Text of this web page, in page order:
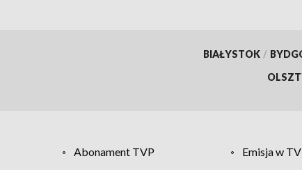
BIAŁYSTOK /
Abonament TVP Emisja w